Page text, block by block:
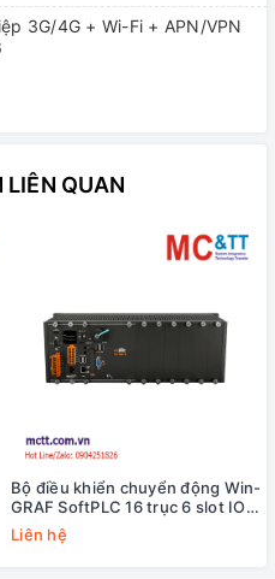
3G/4G + Wi-Fi + APN/VPN
QUAN
Bộ điều khiển chuyển động Win-
GRAF SoftPLC 16 trục 6 slot IO
với i5-8365UE CPU ICP DAS
EMP-9658-16 CR
Liên hệ